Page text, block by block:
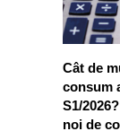
Cât de
consum
S1/
noi de